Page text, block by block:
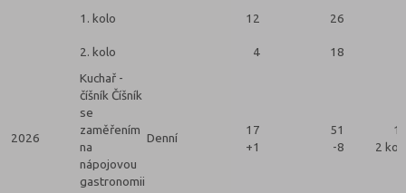
1. kolo
12 26
2. kolo 4 18
2026
Kuchař -
číšník Číšník
se
zaměřením
na
nápojovou
gastronomii
Denní
17
+1
51
-8
2